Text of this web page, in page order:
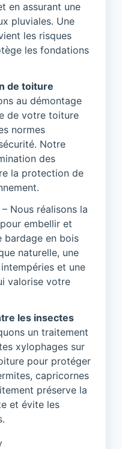
en assurant une
pluviales. Une
les risques
les fondations
de toiture
au démontage
de votre toiture
normes
Notre
des
la protection de
– Nous réalisons la
embellir et
bardage en bois
naturelle, une
et une
valorise votre
les insectes
un traitement
xylophages sur
pour protéger
capricornes
préserve la
et évite les